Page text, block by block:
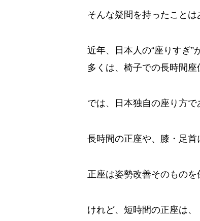
そんな疑問を持ったことは
近年、日本人の“座りすぎ”
多くは、椅子での長時間座
では、日本独自の座り方で
長時間の正座や、膝・足首
正座は姿勢改善そのものを
けれど、短時間の正座は、